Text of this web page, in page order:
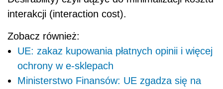
interakcji (interaction cost).
Zobacz również:
UE: zakaz kupowania płatnych opinii i więcej
ochrony w e-sklepach
Ministerstwo Finansów: UE zgadza się na